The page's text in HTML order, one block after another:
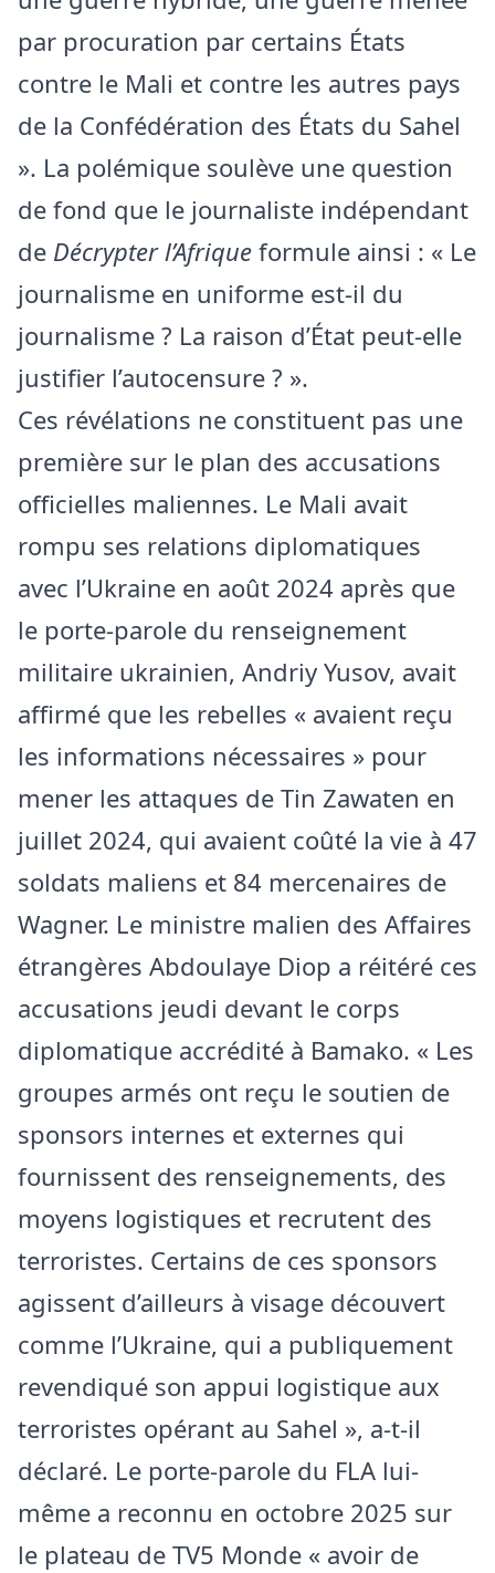
par procuration par certains États
contre le Mali et contre les autres pays
de la Confédération des États du Sahel
». La polémique soulève une question
de fond que le journaliste indépendant
de Décrypter l’Afrique formule ainsi : « Le
journalisme en uniforme est-il du
journalisme ? La raison d’État peut-elle
justifier l’autocensure ? ».
Ces révélations ne constituent pas une
première sur le plan des accusations
officielles maliennes. Le Mali avait
rompu ses relations diplomatiques
avec l’Ukraine en août 2024 après que
le porte-parole du renseignement
militaire ukrainien, Andriy Yusov, avait
affirmé que les rebelles « avaient reçu
les informations nécessaires » pour
mener les attaques de Tin Zawaten en
juillet 2024, qui avaient coûté la vie à 47
soldats maliens et 84 mercenaires de
Wagner. Le ministre malien des Affaires
étrangères Abdoulaye Diop a réitéré ces
accusations jeudi devant le corps
diplomatique accrédité à Bamako. « Les
groupes armés ont reçu le soutien de
sponsors internes et externes qui
fournissent des renseignements, des
moyens logistiques et recrutent des
terroristes. Certains de ces sponsors
agissent d’ailleurs à visage découvert
comme l’Ukraine, qui a publiquement
revendiqué son appui logistique aux
terroristes opérant au Sahel », a-t-il
déclaré. Le porte-parole du FLA lui-
même a reconnu en octobre 2025 sur
le plateau de TV5 Monde « avoir de